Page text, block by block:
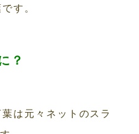
す。
？
は元々ネットのスラ